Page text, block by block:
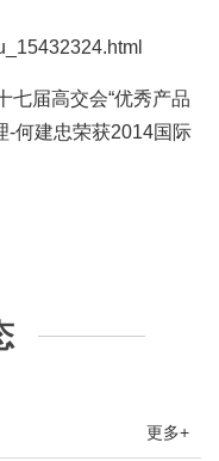
七届高交会“优秀产品
-何建忠荣获2014国际
更多+